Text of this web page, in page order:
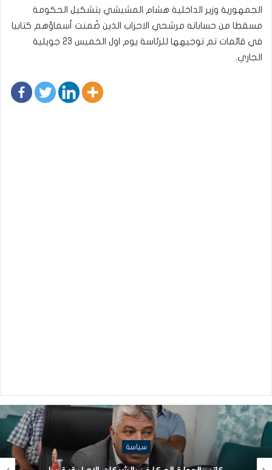
الجمهورية وزير الداخلية هشام المشيشي بتشكيل الحكومة
مسقطا من حساباته مرشحي الاحزاب الذين ضُمنت أسماؤهم كتابيا
في قائمات تم توجيهها للرئاسة يوم اول الخميس 23 جويلية
الجاري.
سياسة